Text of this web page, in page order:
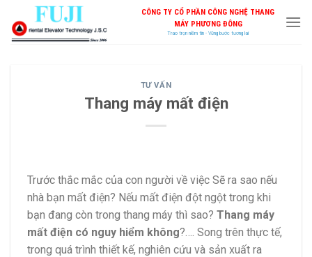
content
CÔNG TY CỔ PHẦN CÔNG NGHỆ THANG
MÁY PHƯƠNG ĐÔNG
Trao trọn niềm tin - Vững bước tương lai
TƯ VẤN
Thang máy mất điện
Trước thắc mắc của con người về việc Sẽ ra sao nếu
nhà bạn mất điện? Nếu mất điện đột ngột trong khi
bạn đang còn trong thang máy thì sao? Thang máy
mất điện có nguy hiểm không?…. Song trên thực tế,
trong quá trình thiết kế, nghiên cứu và sản xuất ra